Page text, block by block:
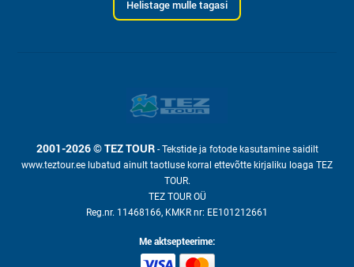
Helistage mulle tagasi
2001-2026 © TEZ TOUR- Tekstide ja fotode kasutamine saidilt
www.teztour.ee lubatud ainult taotluse korral ettevõtte kirjaliku loaga TEZ
TOUR.
TEZ TOUR OÜ
Reg.nr. 11468166, KMKR nr: EE101212661
Me aktsepteerime: